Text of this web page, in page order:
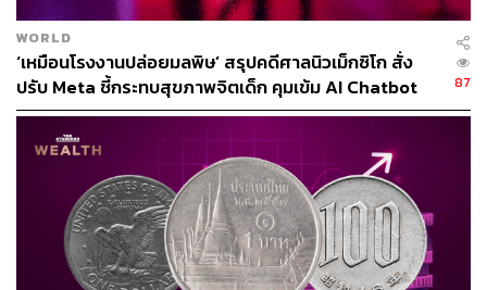
ABOUT THE AUTHOR
WORLD
‘เหมือนโรงงานปล่อยมลพิษ’ สรุปคดีศาลนิวเม็กซิโก สั่ง
ปรับ Meta ชี้กระทบสุขภาพจิตเด็ก คุมเข้ม AI Chatbot
87